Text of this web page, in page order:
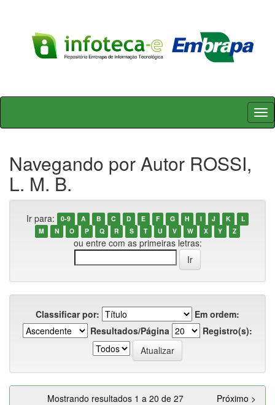
Skip
Navegando por Autor ROSSI,
L. M. B.
Ir para: 0-9 A B C D E F G H I J K
L
M
N O P Q R S T U V W X Y Z
ou entre com as primeiras letras:
Classificar por:
Em ordem:
Resultados/Página
Registro(s):
Mostrando resultados 1 a 20 de 27
Próximo >